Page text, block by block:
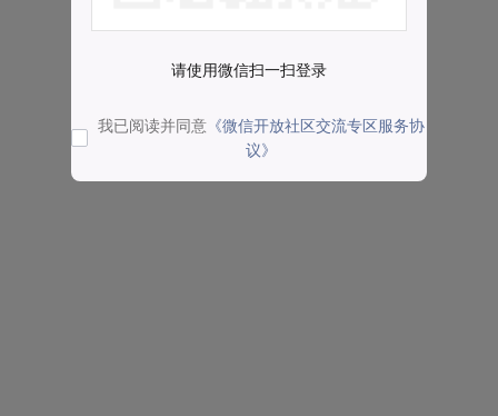
请使用微信扫一扫登录
我已阅读并同意 《微信开放社区交流专区服务协
议》